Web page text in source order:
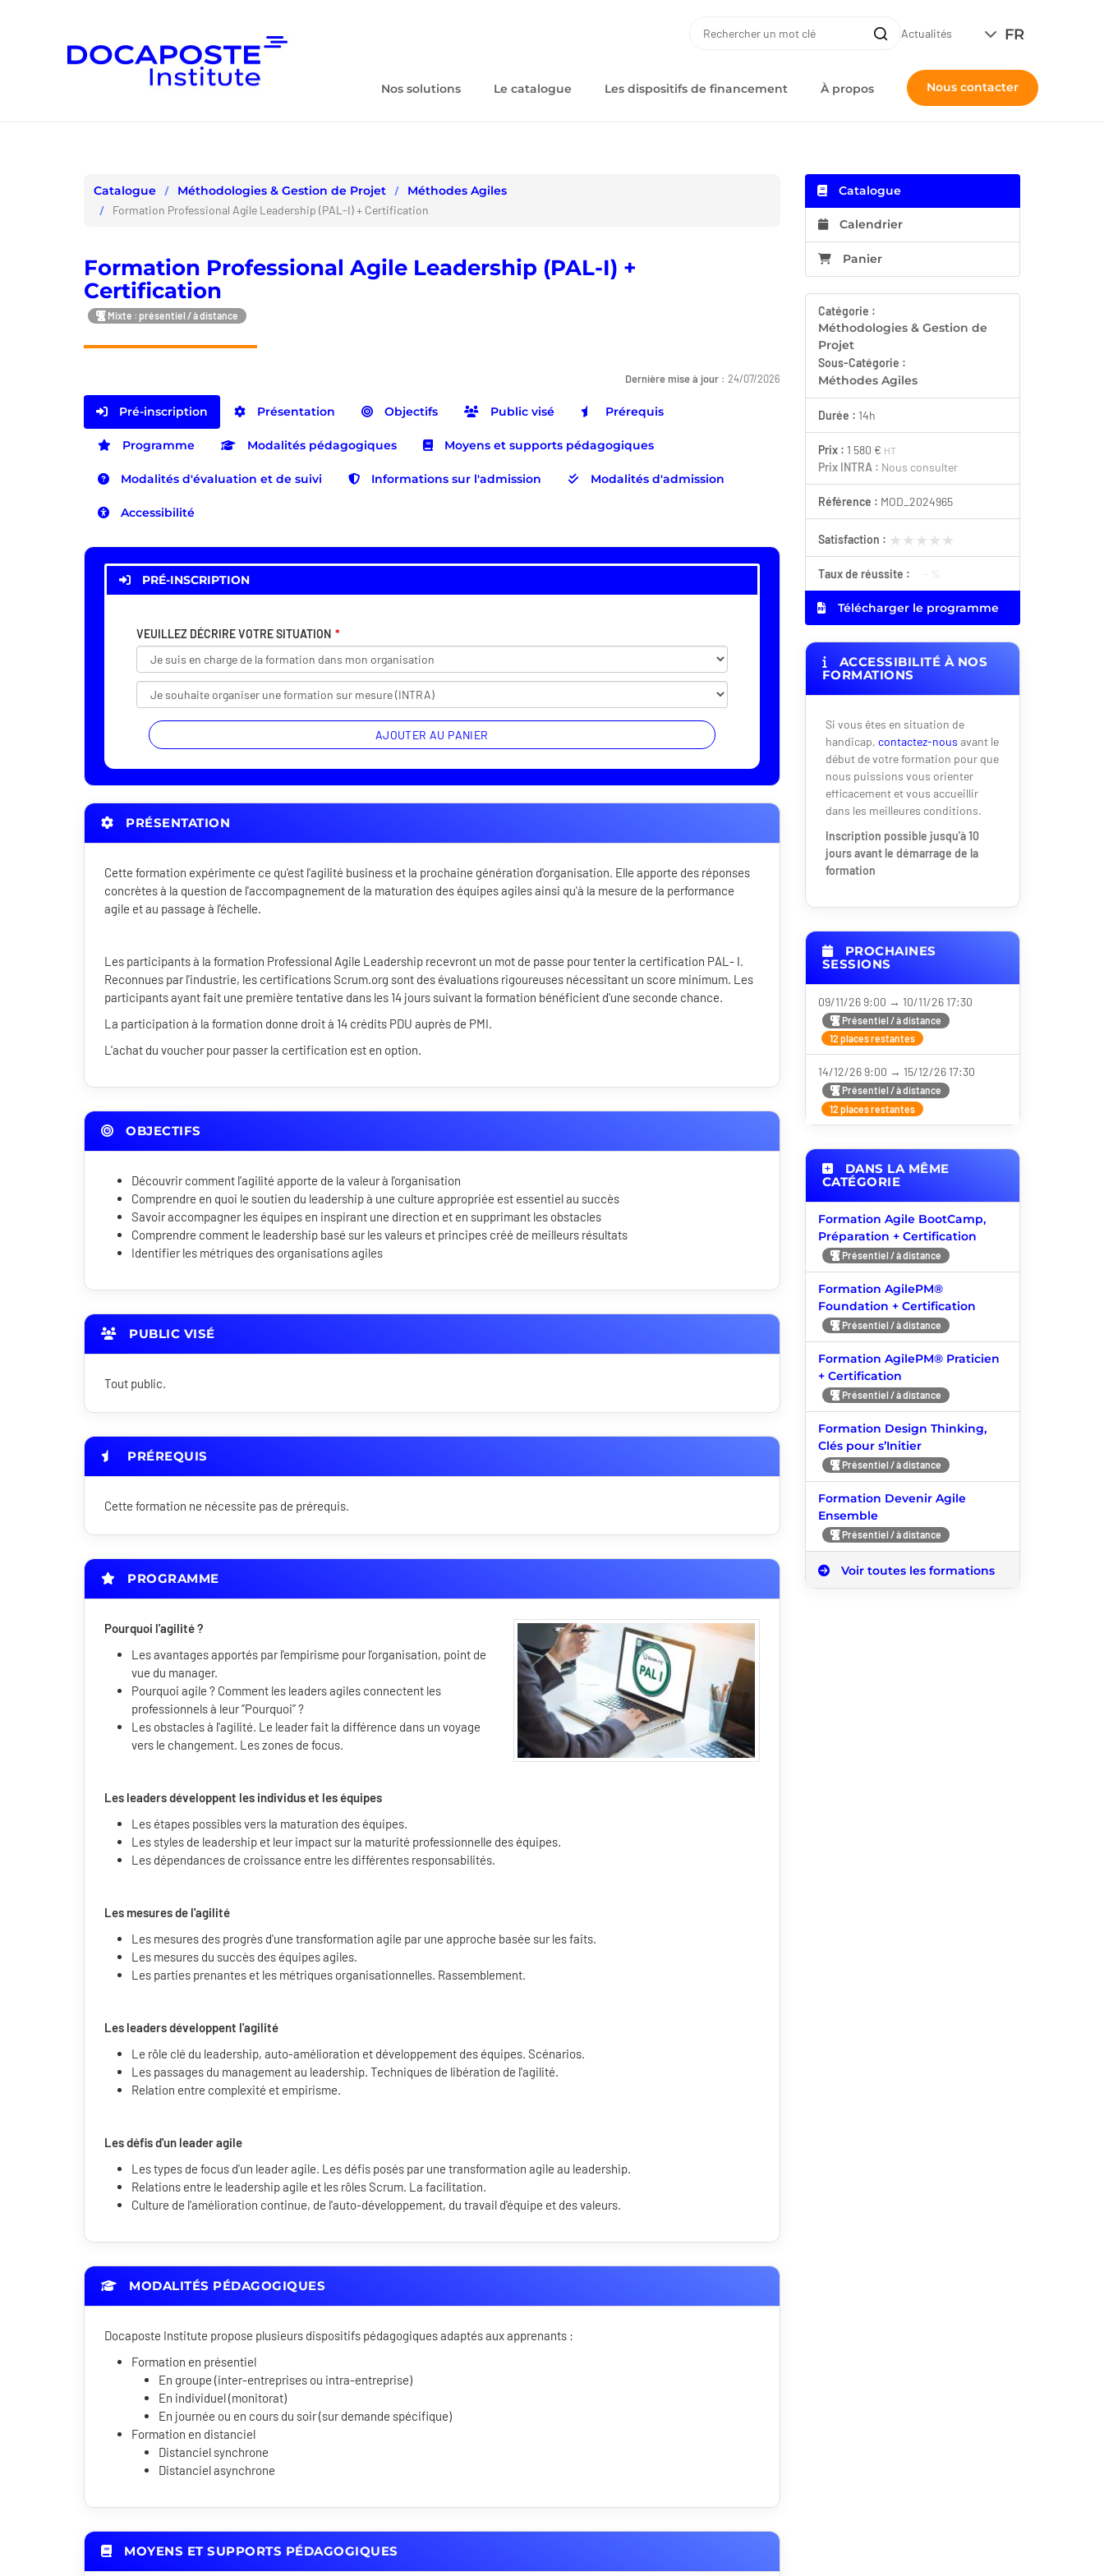
FR
RECHERCHE Recherche
Actualités
Nos solutions Le catalogue Les dispositifs de financement À propos Nous contacter
Catalogue Méthodologies & Gestion de Projet Méthodes Agiles
Formation Professional Agile Leadership (PAL-I) + Certification
Formation Professional Agile Leadership (PAL-I) +
Certification
Mixte : présentiel / à distance
Dernière mise à jour : 24/07/2026
Pré-inscription Présentation Objectifs Public visé Prérequis
Programme Modalités pédagogiques Moyens et supports pédagogiques
Modalités d'évaluation et de suivi Informations sur l'admission Modalités d'admission
Accessibilité
PRÉ-INSCRIPTION
VEUILLEZ DÉCRIRE VOTRE SITUATION
AJOUTER AU PANIER
PRÉSENTATION
Cette formation expérimente ce qu'est l'agilité business et la prochaine génération d'organisation. Elle apporte des réponses
concrètes à la question de l'accompagnement de la maturation des équipes agiles ainsi qu'à la mesure de la performance
agile et au passage à l'échelle.
Les participants à la formation Professional Agile Leadership recevront un mot de passe pour tenter la certification PAL- I.
Reconnues par l'industrie, les certifications Scrum.org sont des évaluations rigoureuses nécessitant un score minimum. Les
participants ayant fait une première tentative dans les 14 jours suivant la formation bénéficient d'une seconde chance.
La participation à la formation donne droit à 14 crédits PDU auprès de PMI.
L'achat du voucher pour passer la certification est en option.
OBJECTIFS
Découvrir comment l'agilité apporte de la valeur à l'organisation
Comprendre en quoi le soutien du leadership à une culture appropriée est essentiel au succès
Savoir accompagner les équipes en inspirant une direction et en supprimant les obstacles
Comprendre comment le leadership basé sur les valeurs et principes créé de meilleurs résultats
Identifier les métriques des organisations agiles
PUBLIC VISÉ
Tout public.
PRÉREQUIS
Cette formation ne nécessite pas de prérequis.
PROGRAMME
Pourquoi l'agilité?
Les avantages apportés par l'empirisme pour l'organisation, point de
vue du manager.
Pourquoi agile ? Comment les leaders agiles connectent les
professionnels à leur ”Pourquoi” ?
Les obstacles à l'agilité. Le leader fait la différence dans un voyage
vers le changement. Les zones de focus.
Les leaders développent les individus et les équipes
Les étapes possibles vers la maturation des équipes.
Les styles de leadership et leur impact sur la maturité professionnelle des équipes.
Les dépendances de croissance entre les différentes responsabilités.
Les mesures de l'agilité
Les mesures des progrès d'une transformation agile par une approche basée sur les faits.
Les mesures du succès des équipes agiles.
Les parties prenantes et les métriques organisationnelles. Rassemblement.
Les leaders développent l'agilité
Le rôle clé du leadership, auto-amélioration et développement des équipes. Scénarios.
Les passages du management au leadership. Techniques de libération de l'agilité.
Relation entre complexité et empirisme.
Les défis d'un leader agile
Les types de focus d'un leader agile. Les défis posés par une transformation agile au leadership.
Relations entre le leadership agile et les rôles Scrum. La facilitation.
Culture de l'amélioration continue, de l'auto-développement, du travail d'équipe et des valeurs.
MODALITÉS PÉDAGOGIQUES
Docaposte Institute propose plusieurs dispositifs pédagogiques adaptés aux apprenants :
Formation en présentiel
En groupe (inter-entreprises ou intra-entreprise)
En individuel (monitorat)
En journée ou en cours du soir (sur demande spécifique)
Formation en distanciel
Distanciel synchrone
Distanciel asynchrone
MOYENS ET SUPPORTS PÉDAGOGIQUES
Catalogue
Calendrier
Panier
Catégorie :
Méthodologies & Gestion de
Projet
Sous-Catégorie :
Méthodes Agiles
Durée : 14h
Prix : 1 580 € HT
Prix INTRA : Nous consulter
Référence : MOD_2024965
Satisfaction : ★★★★★
★★★★★
Taux de réussite : - %
Télécharger le programme
ACCESSIBILITÉ À NOS
FORMATIONS
Si vous êtes en situation de
handicap, contactez-nous avant le
début de votre formation pour que
nous puissions vous orienter
efficacement et vous accueillir
dans les meilleures conditions.
Inscription possible jusqu'à 10
jours avant le démarrage de la
formation
PROCHAINES
SESSIONS
09/11/26 9:00 → 10/11/26 17:30
Présentiel / à distance
12 places restantes
14/12/26 9:00 → 15/12/26 17:30
Présentiel / à distance
12 places restantes
DANS LA MÊME
CATÉGORIE
Formation Agile BootCamp,
Préparation + Certification
Présentiel / à distance
Formation AgilePM®
Foundation + Certification
Présentiel / à distance
Formation AgilePM® Praticien
+ Certification
Présentiel / à distance
Formation Design Thinking,
Clés pour s’Initier
Présentiel / à distance
Formation Devenir Agile
Ensemble
Présentiel / à distance
Voir toutes les formations